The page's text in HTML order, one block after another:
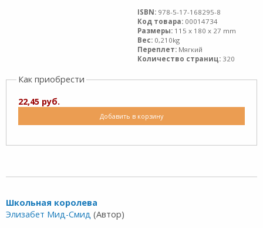
ISBN: 978-5-17-168295-8
Код товара: 00014734
Размеры: 115 x 180 x 27 mm
Вес: 0,210kg
Переплет: Мягкий
Количество страниц: 320
Как приобрести
22,45 руб.
Добавить в корзину
Школьная королева
Элизабет Мид-Смид (Автор)